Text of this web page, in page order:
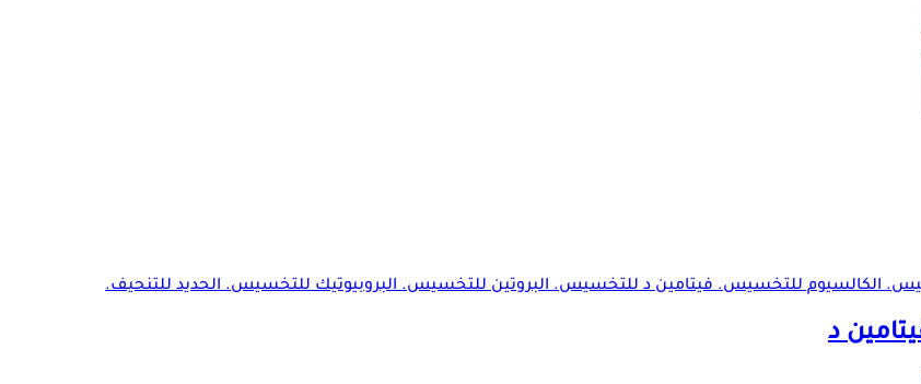
الكالسيوم للتخسيس. فيتامين د للتخسيس. البروتين للتخسيس. البروبيوتيك للتخسيس. الحديد للتنحيف.